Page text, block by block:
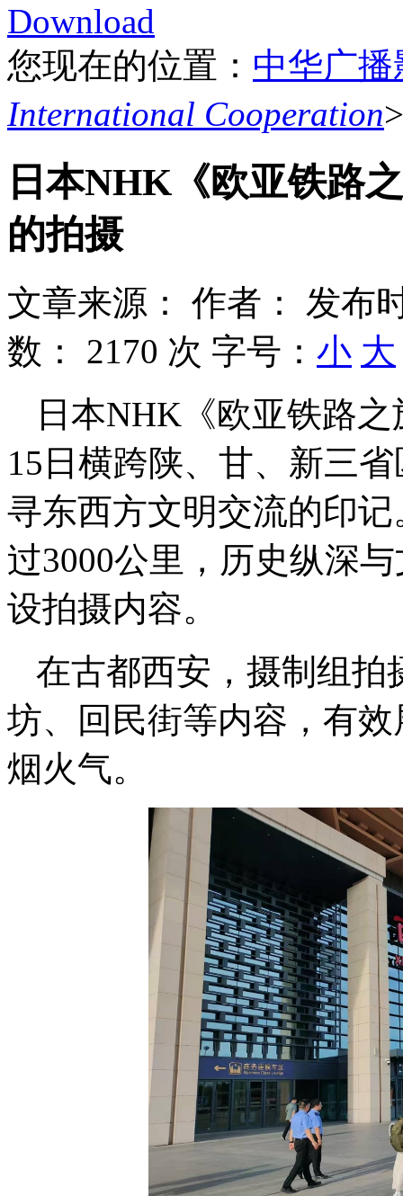
Download
您现在的位置： 中华广
International Cooperation
日本NHK《欧亚铁路
的拍摄
文章来源： 作者：
发布
数： 2170 次 字号： 小 大
日本NHK《欧亚铁路
15日横跨陕、甘、新三
寻东西方文明交流的印
过3000公里，历史纵深
设拍摄内容。
在古都西安，摄制组拍
坊、回民街等内容，有
烟火气。